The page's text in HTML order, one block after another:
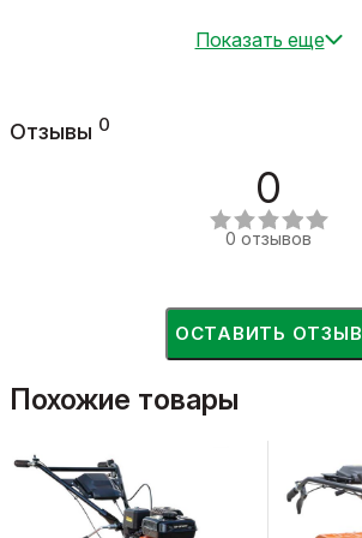
Показать еще
Отзывы 0
0
0 отзывов
ОСТАВИТЬ ОТЗЫВ
Похожие товары